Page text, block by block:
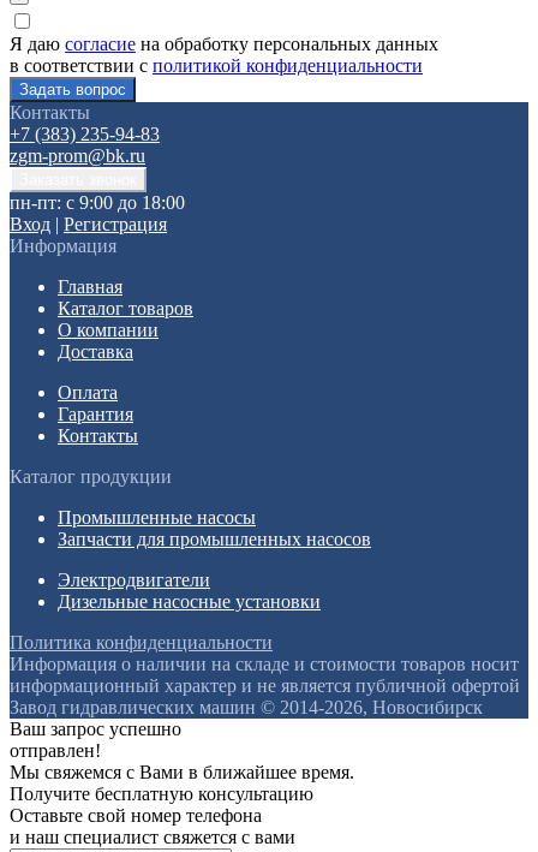
Я даю согласие на обработку персональных данных
в соответствии с политикой конфиденциальности
Контакты
+7 (383) 235-94-83
zgm-prom@bk.ru
пн-пт: с 9:00 до 18:00
Вход | Регистрация
Информация
Главная
Каталог товаров
О компании
Доставка
Оплата
Гарантия
Контакты
Каталог продукции
Промышленные насосы
Запчасти для промышленных насосов
Электродвигатели
Дизельные насосные установки
Политика конфиденциальности
Информация о наличии на складе и стоимости товаров носит
информационный характер и не является публичной офертой
Завод гидравлических машин © 2014-2026, Новосибирск
Ваш запрос успешно
отправлен!
Мы свяжемся с Вами в ближайшее время.
Получите бесплатную консультацию
Оставьте свой номер телефона
и наш специалист свяжется с вами